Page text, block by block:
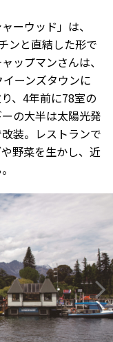
ーウッド」は、
ンと直結した形で
ップマンさんは、
ーンズタウンに
、4年前に78室の
の大半は太陽光発
装。レストランで
野菜を生かし、近